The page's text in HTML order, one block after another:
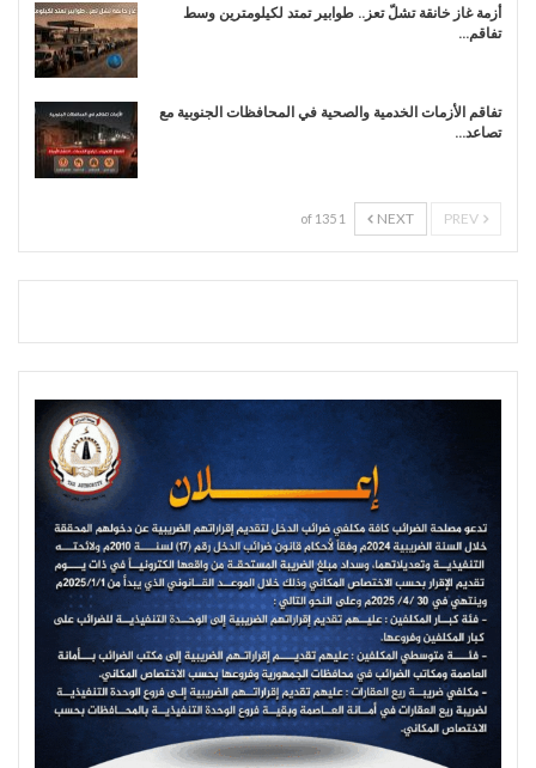
أزمة غاز خانقة تشلّ تعز.. طوابير تمتد لكيلومترين وسط
تفاقم…
تفاقم الأزمات الخدمية والصحية في المحافظات الجنوبية مع
تصاعد…
NEXT
1 of 135